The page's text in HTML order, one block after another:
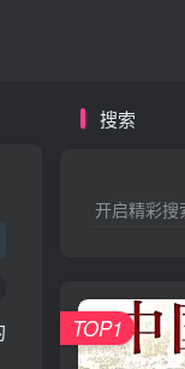
搜索
开启精彩搜
TOP1